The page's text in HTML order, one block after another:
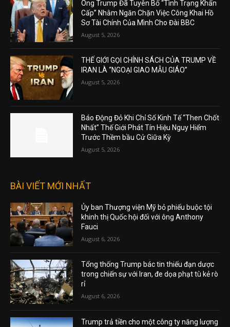
Ông Trump Đã Tuyên Bố “Tình Trạng Khẩn
Cấp” Nhằm Ngăn Chặn Việc Công Khai Hồ
Sơ Tài Chính Của Mình Cho Đài BBC
August 5, 2026
THẾ GIỚI GỌI CHÍNH SÁCH CỦA TRUMP VỀ
IRAN LÀ “NGOẠI GIAO MẪU GIÁO”
August 5, 2026
Báo Động Đỏ Khi Chỉ Số Kinh Tế “Then Chốt
Nhất” Thế Giới Phát Tín Hiệu Nguy Hiểm
Trước Thềm bầu Cử Giữa Kỳ
August 5, 2026
BÀI VIẾT MỚI NHẤT
Ủy ban Thượng viện Mỹ bỏ phiếu buộc tội
khinh thị Quốc hội đối với ông Anthony
Fauci
August 6, 2026
Tổng thống Trump bác tin thiếu đạn dược
trong chiến sự với Iran, đe dọa phạt tù kẻ rò
rỉ
August 6, 2026
Trump trả tiền cho một công ty năng lượng